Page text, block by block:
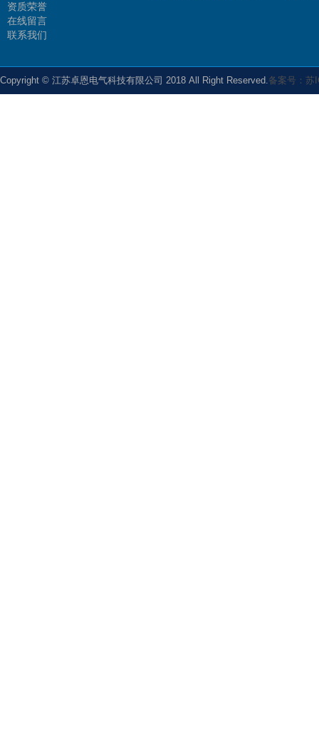
资质荣誉
在线留言
联系我们
Copyright © 江苏卓恩电气科技有限公司 2018 All Right Reserved.备案号：苏